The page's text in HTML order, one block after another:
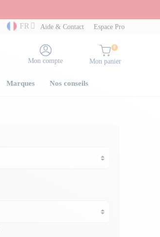
FR
Aide & Contact Espace Pro
Mon compte
0
Mon panier
Marques Nos conseils